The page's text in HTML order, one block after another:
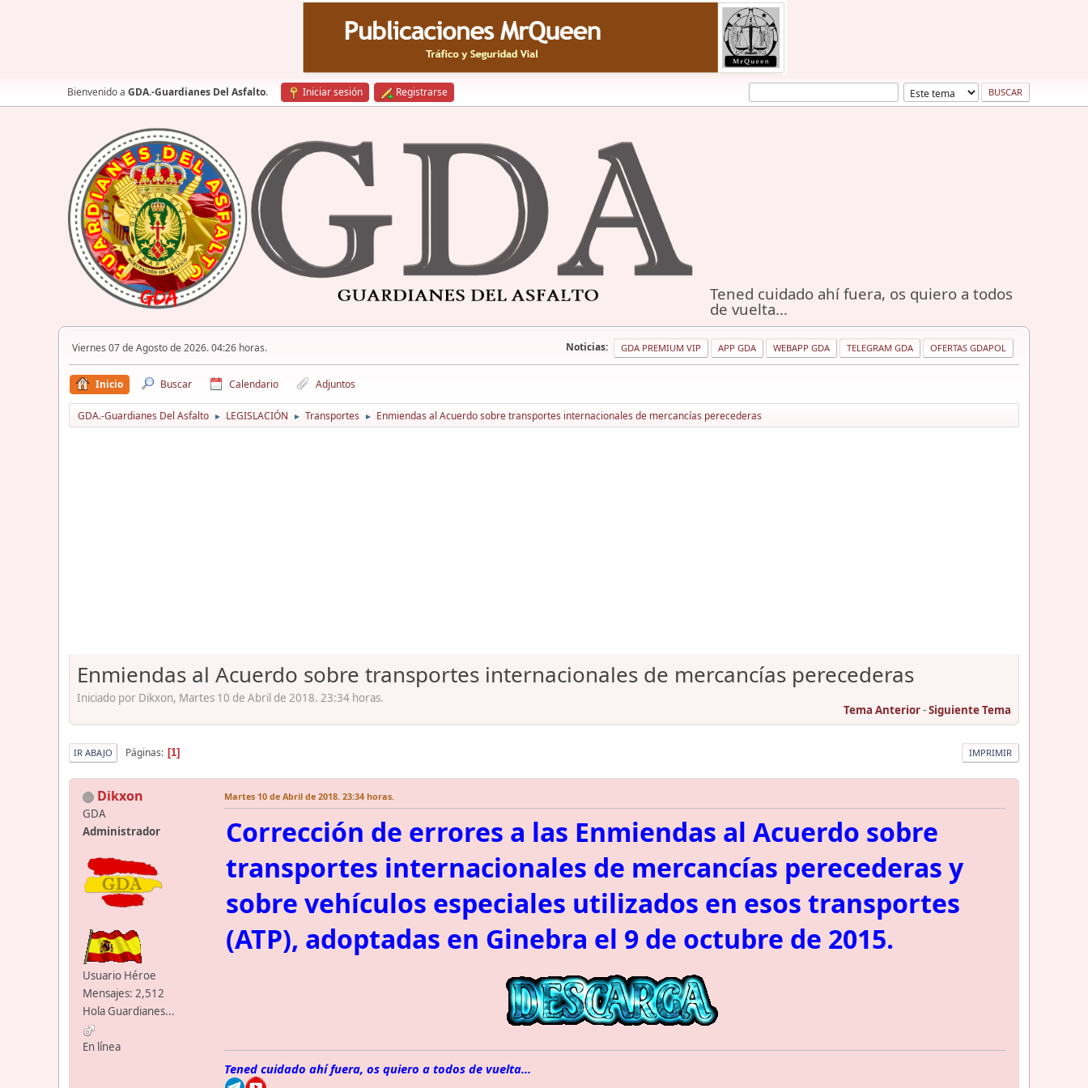
Bienvenido a GDA.-Guardianes Del Asfalto. Iniciar sesión Registrarse
Tened cuidado ahí fuera, os quiero a todos
de vuelta...
Viernes 07 de Agosto de 2026. 04:26 horas. Noticias: GDA PREMIUM VIP APP GDA WEBAPP GDA TELEGRAM GDA OFERTAS GDAPOL
Inicio Buscar Calendario Adjuntos
GDA.-Guardianes Del Asfalto ► LEGISLACIÓN ► Transportes ► Enmiendas al Acuerdo sobre transportes internacionales de mercancías perecederas
Enmiendas al Acuerdo sobre transportes internacionales de mercancías perecederas
Iniciado por Dikxon, Martes 10 de Abril de 2018. 23:34 horas.
Tema Anterior-Siguiente Tema
IMPRIMIR
IR ABAJO Páginas 1
Dikxon
GDA
Administrador
Usuario Héroe
Mensajes: 2,512
Hola Guardianes...
En línea
Martes 10 de Abril de 2018. 23:34 horas.
Corrección de errores a las Enmiendas al Acuerdo sobre
transportes internacionales de mercancías perecederas y
sobre vehículos especiales utilizados en esos transportes
(ATP), adoptadas en Ginebra el 9 de octubre de 2015.
Tened cuidado ahí fuera, os quiero a todos de vuelta...